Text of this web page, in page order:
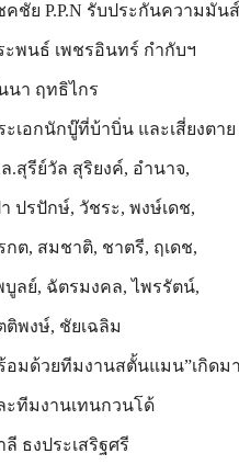
คชัย P.P.N รับประกันความมันส์
ะพนธ์ เพชรอินทร์ กำกับฯ
นา ฤทธิไกร
ะเอกนักบู๊ที่บ้าบิ่น และเสี่ยงตาย
.สุรีย์วัล สุริยงค์, อำนาจ,
า ปรปักษ์, วัชระ, พงษ์เดช,
กต, สมชาติ, ชาตรี, ฤเดช,
บูลย์, ฉัตรมงคล, ไพรรัตน์,
ติพงษ์, ชัยเฉลิม
อมด้วยทีมงานสตั้นแมน”เกิดม
ะทีมงานเทนกวนโด้
ลี ธงประเสริฐศรี